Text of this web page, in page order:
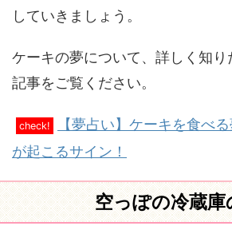
していきましょう。
ケーキの夢について、詳しく知
記事をご覧ください。
check!
【夢占い】ケーキを食べ
が起こるサイン！
空っぽの冷蔵庫